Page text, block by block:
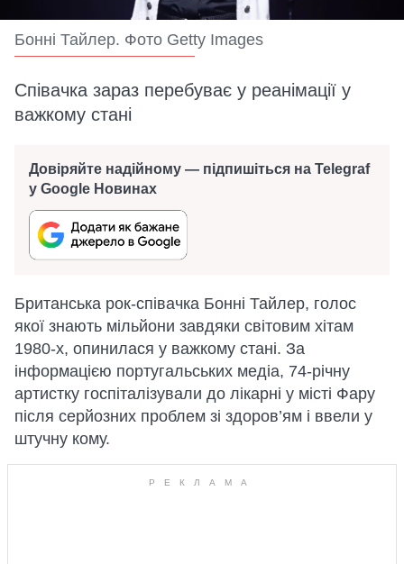
Бонні Тайлер. Фото Getty Images
Співачка зараз перебуває у реанімації у
важкому стані
Довіряйте надійному — підпишіться на Telegraf
у Google Новинах
Британська рок-співачка Бонні Тайлер, голос
якої знають мільйони завдяки світовим хітам
1980-х, опинилася у важкому стані. За
інформацією португальських медіа, 74-річну
артистку госпіталізували до лікарні у місті Фару
після серйозних проблем зі здоров’ям і ввели у
штучну кому.